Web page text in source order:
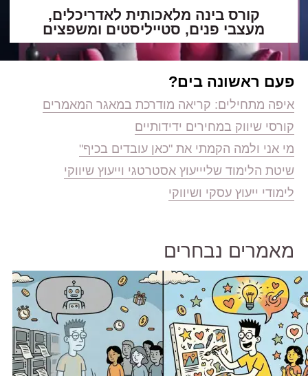
קורס בינה מלאכותית לאדריכלים,
מעצבי פנים, סטייליסטים ומשפצים
פעם ראשונה בים?
איפה מתחילים: קריאה מודרכת במאגר המאמרים
קורסי שיווק במחירים ידידותיים
מי אני ולמה הקמתי את "כאן עובדים בכיף"
שיטת הלימוד שליייעוץ אסטרטגי וייעוץ שיווקי
לימודי ייעוץ עסקי ושיווקי
מאמרים נבחרים